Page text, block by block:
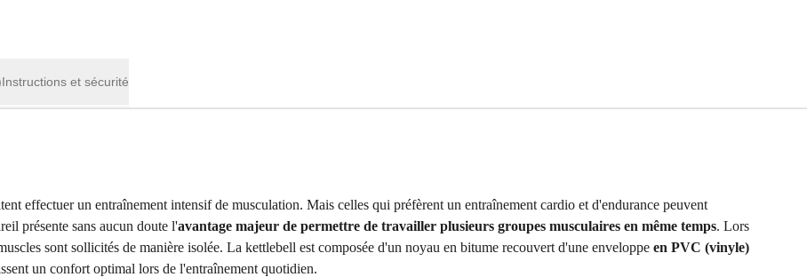
Instructions et sécurité
effectuer un entraînement intensif de musculation. Mais celles qui préfèrent un entraînement cardio et d'endurance peuvent
présente sans aucun doute l'avantage majeur de permettre de travailler plusieurs groupes musculaires en même temps. Lors
sont sollicités de manière isolée. La kettlebell est composée d'un noyau en bitume recouvert d'une enveloppe en PVC (vinyle)
un confort optimal lors de l'entraînement quotidien.